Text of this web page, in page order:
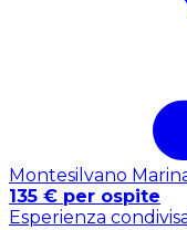
Montesilvano
135 € per ospite
Esperienza